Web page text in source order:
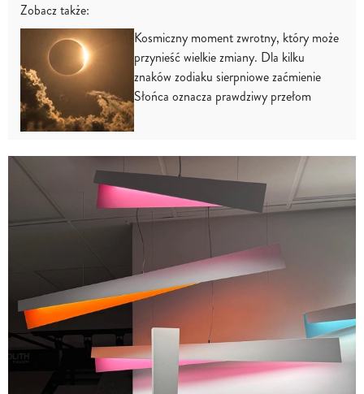
Zobacz także:
Kosmiczny moment zwrotny, który może
przynieść wielkie zmiany. Dla kilku
znaków zodiaku sierpniowe zaćmienie
Słońca oznacza prawdziwy przełom